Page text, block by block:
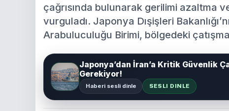
çağrısında bulunarak gerilimi azaltma
vurguladı. Japonya Dışişleri
Arabuluculuğu Birimi, bölgedeki
Japonya’dan İran’a Kritik Güvenlik
Gerekiyor!
Haberi sesli dinle SESLI DINLE